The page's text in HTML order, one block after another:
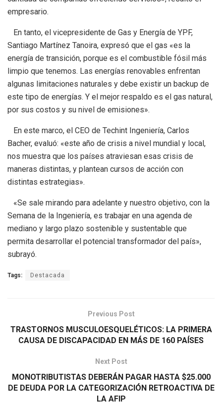
empresario.
En tanto, el vicepresidente de Gas y Energía de YPF,
Santiago Martínez Tanoira, expresó que el gas «es la
energía de transición, porque es el combustible fósil más
limpio que tenemos. Las energías renovables enfrentan
algunas limitaciones naturales y debe existir un backup de
este tipo de energías. Y el mejor respaldo es el gas natural,
por sus costos y su nivel de emisiones».
En este marco, el CEO de Techint Ingeniería, Carlos
Bacher, evaluó: «este año de crisis a nivel mundial y local,
nos muestra que los países atraviesan esas crisis de
maneras distintas, y plantean cursos de acción con
distintas estrategias».
«Se sale mirando para adelante y nuestro objetivo, con la
Semana de la Ingeniería, es trabajar en una agenda de
mediano y largo plazo sostenible y sustentable que
permita desarrollar el potencial transformador del país»,
subrayó.
Tags: Destacada
Previous Post
TRASTORNOS MUSCULOESQUELÉTICOS: LA PRIMERA
CAUSA DE DISCAPACIDAD EN MÁS DE 160 PAÍSES
Next Post
MONOTRIBUTISTAS DEBERÁN PAGAR HASTA $25.000
DE DEUDA POR LA CATEGORIZACIÓN RETROACTIVA DE
LA AFIP